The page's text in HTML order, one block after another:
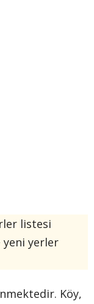
listesi
yeni yerler
Köy,